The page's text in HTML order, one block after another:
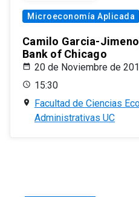
Microeconomía Aplicada
Camilo Garcia-
Bank of Chicago
20 de Noviembre de
15:30
Facultad de Ciencias
Administrativas UC